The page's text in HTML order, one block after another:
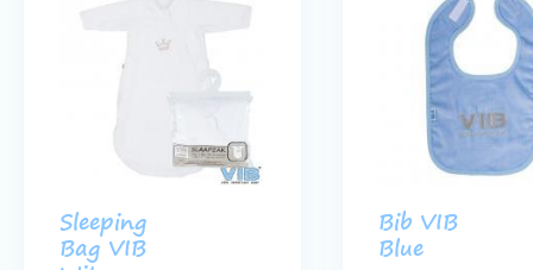
Sleeping
Bag VIB
Bib VIB
Blue